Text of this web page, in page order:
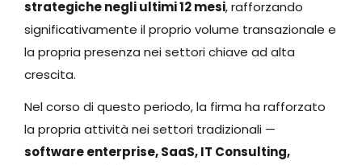
strategiche negli ultimi 12 mesi, rafforzando
significativamente il proprio volume transazionale e
la propria presenza nei settori chiave ad alta
crescita.
Nel corso di questo periodo, la firma ha rafforzato
la propria attività nei settori tradizionali —
software enterprise, SaaS, IT Consulting,